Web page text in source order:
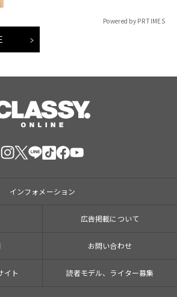
Powered by PR TIMES
インフォメーション
広告掲載について
お問い合わせ
イト 読者モデル、ライター募集